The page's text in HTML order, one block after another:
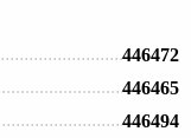
446472
446465
446494